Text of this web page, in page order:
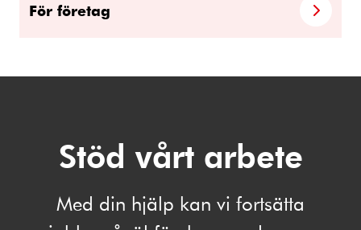
För företag
Stöd vårt arbete
Med din hjälp kan vi fortsätta